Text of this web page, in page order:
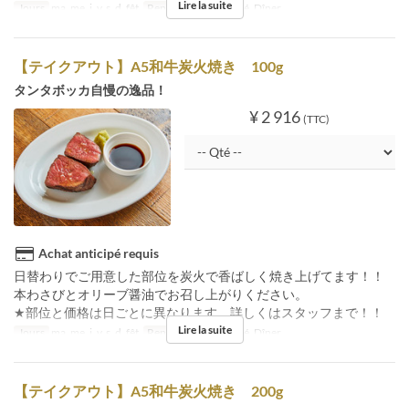
Jours ma, me, j, v, s, d, fêt Repas Déjeuner, Thé, Dîner
Lire la suite
【テイクアウト】A5和牛炭火焼き 100g
タンタボッカ自慢の逸品！
¥ 2 916 (TTC)
Achat anticipé requis
日替わりでご用意した部位を炭火で香ばしく焼き上げてます！！
本わさびとオリーブ醤油でお召し上がりください。
★部位と価格は日ごとに異なります。詳しくはスタッフまで！！
Jours ma, me, j, v, s, d, fêt Repas Déjeuner, Thé, Dîner
Lire la suite
【テイクアウト】A5和牛炭火焼き 200g